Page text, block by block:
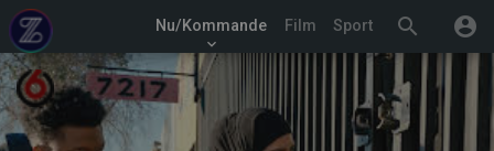
search account_circle
Nu/Kommande
keyboard_arrow_down
Film Sport